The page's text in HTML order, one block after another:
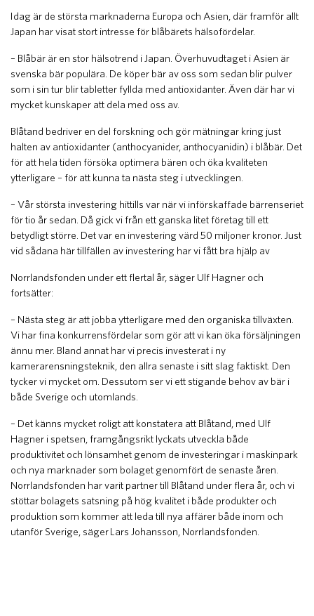
Idag är de största marknaderna Europa och Asien, där framför allt
Japan har visat stort intresse för blåbärets hälsofördelar.
– Blåbär är en stor hälsotrend i Japan. Överhuvudtaget i Asien är
svenska bär populära. De köper bär av oss som sedan blir pulver
som i sin tur blir tabletter fyllda med antioxidanter. Även där har vi
mycket kunskaper att dela med oss av.
Blåtand bedriver en del forskning och gör mätningar kring just
halten av antioxidanter (anthocyanider, anthocyanidin) i blåbär. Det
för att hela tiden försöka optimera bären och öka kvaliteten
ytterligare – för att kunna ta nästa steg i utvecklingen.
– Vår största investering hittills var när vi införskaffade bärrenseriet
för tio år sedan. Då gick vi från ett ganska litet företag till ett
betydligt större. Det var en investering värd 50 miljoner kronor. Just
vid sådana här tillfällen av investering har vi fått bra hjälp av
Norrlandsfonden under ett flertal år, säger Ulf Hagner och
fortsätter:
– Nästa steg är att jobba ytterligare med den organiska tillväxten.
Vi har fina konkurrensfördelar som gör att vi kan öka försäljningen
ännu mer. Bland annat har vi precis investerat i ny
kamerarensningsteknik, den allra senaste i sitt slag faktiskt. Den
tycker vi mycket om. Dessutom ser vi ett stigande behov av bär i
både Sverige och utomlands.
– Det känns mycket roligt att konstatera att Blåtand, med Ulf
Hagner i spetsen, framgångsrikt lyckats utveckla både
produktivitet och lönsamhet genom de investeringar i maskinpark
och nya marknader som bolaget genomfört de senaste åren.
Norrlandsfonden har varit partner till Blåtand under flera år, och vi
stöttar bolagets satsning på hög kvalitet i både produkter och
produktion som kommer att leda till nya affärer både inom och
utanför Sverige, säger Lars Johansson, Norrlandsfonden.